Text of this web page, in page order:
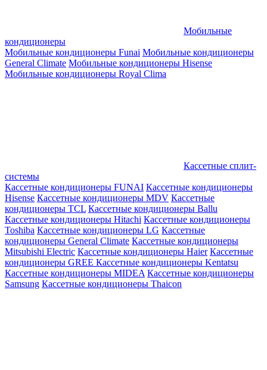
Мобильные
кондиционеры
Мобильные кондиционеры Funai Мобильные кондиционеры
General Climate Мобильные кондиционеры Hisense
Мобильные кондиционеры Royal Clima
Кассетные сплит-
системы
Кассетные кондиционеры FUNAI Кассетные кондиционеры
Hisense Кассетные кондиционеры MDV Кассетные
кондиционеры TCL Кассетные кондиционеры Ballu
Кассетные кондиционеры Hitachi Кассетные кондиционеры
Toshiba Кассетные кондиционеры LG Кассетные
кондиционеры General Climate Кассетные кондиционеры
Mitsubishi Electric Кассетные кондиционеры Haier Кассетные
кондиционеры GREE Кассетные кондиционеры Kentatsu
Кассетные кондиционеры MIDEA Кассетные кондиционеры
Samsung Кассетные кондиционеры Thaicon